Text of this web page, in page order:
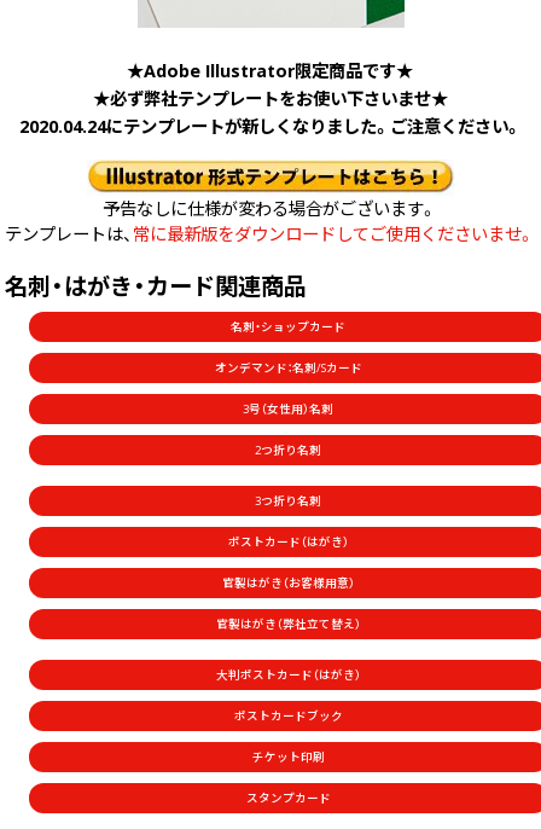
★Adobe Illustrator限定商品です★
★必ず弊社テンプレートをお使い下さいませ★
2020.04.24にテンプレートが新しくなりました。ご注意ください。
予告なしに仕様が変わる場合がございます。
テンプレートは、 常に最新版をダウンロードしてご使用くださいませ。
名刺・はがき・カード関連商品
名刺・ショップカード
オンデマンド：名刺/Sカード
3号（女性用）名刺
2つ折り名刺
3つ折り名刺
ポストカード（はがき）
官製はがき（お客様用意）
官製はがき（弊社立て替え）
大判ポストカード（はがき）
ポストカードブック
チケット印刷
スタンプカード